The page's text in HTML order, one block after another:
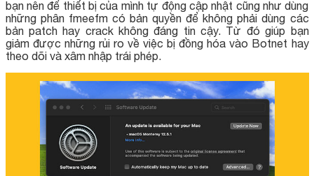
bạn nên để thiết bị của mình tự động cập nhật cũng như dùng
những phân fmeefm có bản quyền để không phải dùng các
bản patch hay crack không đáng tin cậy. Từ đó giúp bạn
giảm được những rủi ro về việc bị đồng hóa vào Botnet hay
theo dõi và xâm nhập trái phép.